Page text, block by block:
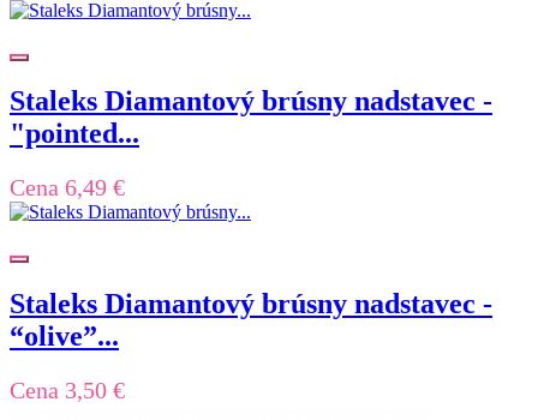
Staleks Diamantový brúsny nadstavec -
"pointed...
Cena 6,49 €
Staleks Diamantový brúsny nadstavec -
“olive”...
Cena 3,50 €